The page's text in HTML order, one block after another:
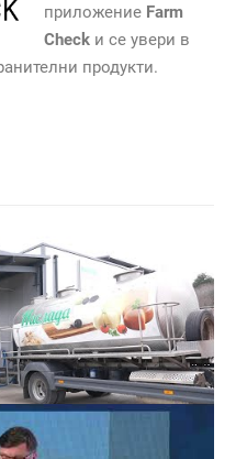
приложение Farm
Checkи се увери в
продукти.